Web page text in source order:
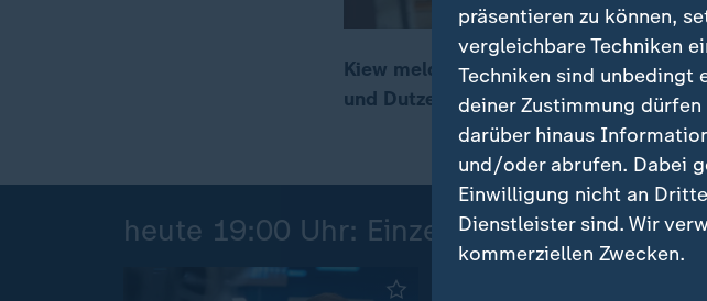
00:17 01:09
Kiew meldet mehr als 600 russische
und Dutzende Verletzte. Besonders
heute 19:00 Uhr: Einzelbeiträge
präsentieren zu können,
vergleichbare Techniken
Techniken sind
deiner Zustimmung
darüber hinaus
und/oder abrufen. Dabei
Einwilligung nicht an
Dienstleister sind. Wir
kommerziellen Zwecken.